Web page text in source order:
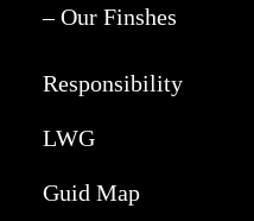
– Our Finshes
Responsibility
LWG
Guid Map